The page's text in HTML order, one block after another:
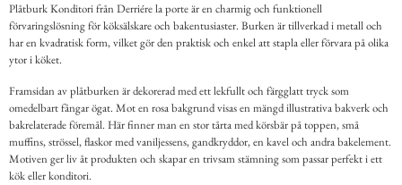
Plåtburk Konditori från Derriére la porte är en charmig och funktionell
förvaringslösning för köksälskare och bakentusiaster. Burken är tillverkad i metall och
har en kvadratisk form, vilket gör den praktisk och enkel att stapla eller förvara på olika
ytor i köket.
Framsidan av plåtburken är dekorerad med ett lekfullt och färgglatt tryck som
omedelbart fångar ögat. Mot en rosa bakgrund visas en mängd illustrativa bakverk och
bakrelaterade föremål. Här finner man en stor tårta med körsbär på toppen, små
muffins, strössel, flaskor med vaniljessens, gandkryddor, en kavel och andra bakelement.
Motiven ger liv åt produkten och skapar en trivsam stämning som passar perfekt i ett
kök eller konditori.